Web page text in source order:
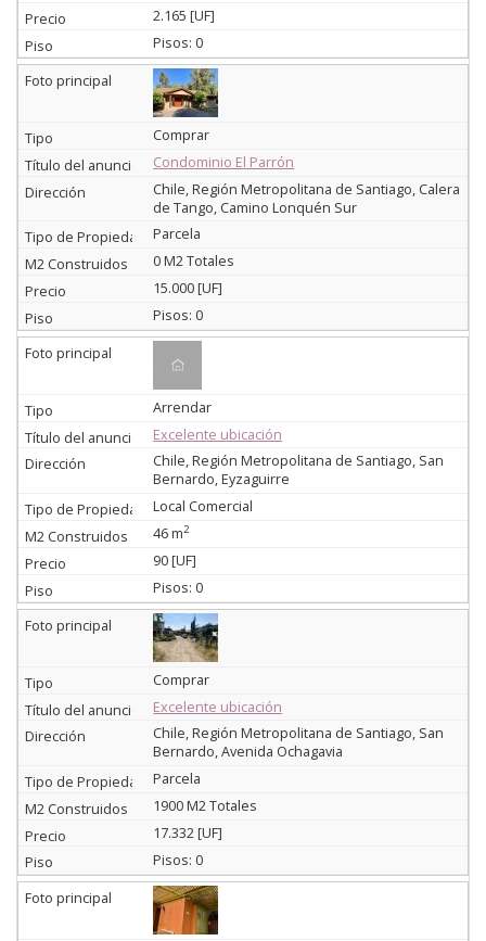
2.165 [UF]
Pisos: 0
Comprar
Condominio El Parrón
Chile, Región Metropolitana de Santiago, Calera
de Tango, Camino Lonquén Sur
Parcela
0 M2 Totales
15.000 [UF]
Pisos: 0
Arrendar
Excelente ubicación
Chile, Región Metropolitana de Santiago, San
Bernardo, Eyzaguirre
Local Comercial
46 m2
90 [UF]
Pisos: 0
Comprar
Excelente ubicación
Chile, Región Metropolitana de Santiago, San
Bernardo, Avenida Ochagavia
Parcela
1900 M2 Totales
17.332 [UF]
Pisos: 0